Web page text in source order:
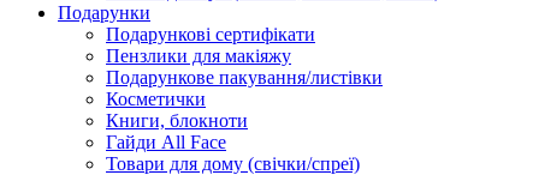
Подарунки
Подарункові сертифікати
Пензлики для макіяжу
Подарункове пакування/листівки
Косметички
Книги, блокноти
Гайди All Face
Товари для дому (свічки/спреї)